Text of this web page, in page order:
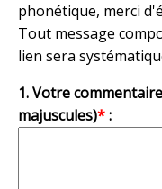
phonétique, merci
Tout message
lien sera
1. Votre
majuscules)*: